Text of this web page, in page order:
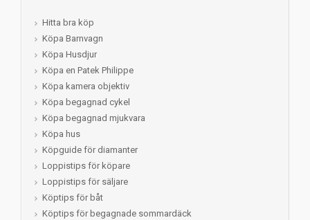
Hitta bra köp
Köpa Barnvagn
Köpa Husdjur
Köpa en Patek Philippe
Köpa kamera objektiv
Köpa begagnad cykel
Köpa begagnad mjukvara
Köpa hus
Köpguide för diamanter
Loppistips för köpare
Loppistips för säljare
Köptips för båt
Köptips för begagnade sommardäck